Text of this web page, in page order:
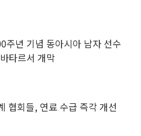
주년 기념 동아시아 남자 선수
타르서 개막
협회들, 연료 수급 즉각 개선